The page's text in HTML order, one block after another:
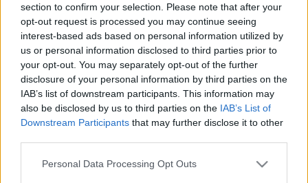
section to confirm your selection. Please note that after your
opt-out request is processed you may continue seeing
interest-based ads based on personal information utilized by
us or personal information disclosed to third parties prior to
your opt-out. You may separately opt-out of the further
disclosure of your personal information by third parties on the
IAB’s list of downstream participants. This information may
also be disclosed by us to third parties on the IAB’s List of
Downstream Participants that may further disclose it to other
Please note that this website/app uses one or more Google
Personal Data Processing Opt Outs
21-07-2026 18:52
Σύγκρουση πλοίων
στο λιμάνι της Σούδας
- Κικίλιας: «Καμία
ανοχή σε θέματα
ασφάλειας»
21-07-2026 18:19
Ναυτιλιακές δίνουν ως
και 6 επιπλέον μισθούς
περάσουν το Ορμούζ